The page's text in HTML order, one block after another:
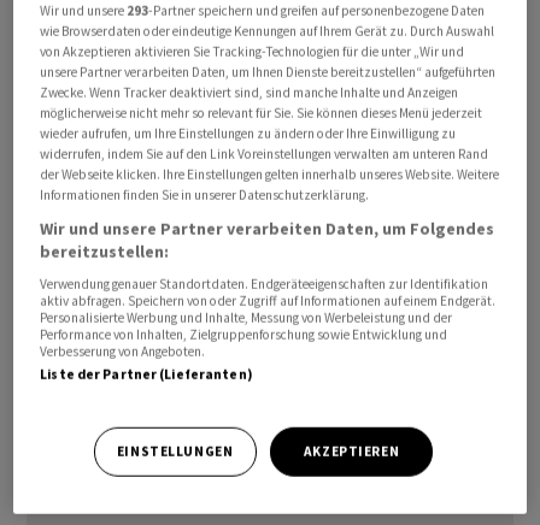
Wegen des Anstiegs der Energiepreise liege die
bedingte Inflationsprognose der SNB für die nächsten
Quartale leicht höher als im März. Der mittelfristige
Inflationsdruck habe sich gegenüber der letzten
Lagebeurteilung aber kaum verändert, betonten die
Währungshüter.
Für die Schweizer Wirtschaft prognostiziert die SNB für
das laufende Jahr unverändert ein Wachstum von rund
1 Prozent und für 2027 von rund 1,5 Prozent.
Die erneute Zinspause der SNB kommt nicht
überraschend. Von der Nachrichtenagentur AWP
Entscheid im Vorfeld unisono so erwartet.
Wir und unsere 293-Partner speichern und greifen auf personenbezogene Daten
wie Browserdaten oder eindeutige Kennungen auf Ihrem Gerät zu. Durch Auswahl
von Akzeptieren aktivieren Sie Tracking-Technologien für die unter „Wir und
unsere Partner verarbeiten Daten, um Ihnen Dienste bereitzustellen“ aufgeführten
Zwecke. Wenn Tracker deaktiviert sind, sind manche Inhalte und Anzeigen
möglicherweise nicht mehr so relevant für Sie. Sie können dieses Menü jederzeit
wieder aufrufen, um Ihre Einstellungen zu ändern oder Ihre Einwilligung zu
widerrufen, indem Sie auf den Link Voreinstellungen verwalten am unteren Rand
der Webseite klicken. Ihre Einstellungen gelten innerhalb unseres Website. Weitere
Informationen finden Sie in unserer Datenschutzerklärung.
Wir und unsere Partner verarbeiten Daten, um Folgendes
bereitzustellen:
Verwendung genauer Standortdaten. Endgeräteeigenschaften zur Identifikation
aktiv abfragen. Speichern von oder Zugriff auf Informationen auf einem Endgerät.
Personalisierte Werbung und Inhalte, Messung von Werbeleistung und der
Performance von Inhalten, Zielgruppenforschung sowie Entwicklung und
Verbesserung von Angeboten.
Liste der Partner (Lieferanten)
EINSTELLUNGEN AKZEPTIEREN